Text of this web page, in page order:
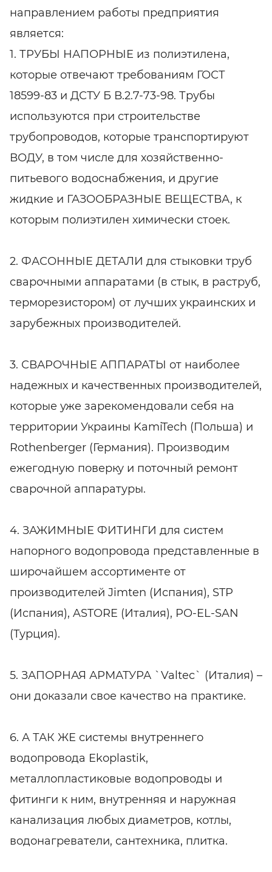
направлением работы предприятия
является:
1. ТРУБЫ НАПОРНЫЕ из полиэтилена,
которые отвечают требованиям ГОСТ
18599-83 и ДСТУ Б В.2.7-73-98. Трубы
используются при строительстве
трубопроводов, которые транспортируют
ВОДУ, в том числе для хозяйственно-
питьевого водоснабжения, и другие
жидкие и ГАЗООБРАЗНЫЕ ВЕЩЕСТВА, к
которым полиэтилен химически стоек.
2. ФАСОННЫЕ ДЕТАЛИ для стыковки труб
сварочными аппаратами (в стык, в раструб,
терморезистором) от лучших украинских и
зарубежных производителей.
3. СВАРОЧНЫЕ АППАРАТЫ от наиболее
надежных и качественных производителей,
которые уже зарекомендовали себя на
территории Украины KamiTech (Польша) и
Rothenberger (Германия). Производим
ежегодную поверку и поточный ремонт
сварочной аппаратуры.
4. ЗАЖИМНЫЕ ФИТИНГИ для систем
напорного водопровода представленные в
широчайшем ассортименте от
производителей Jimten (Испания), STP
(Испания), ASTORE (Италия), PO-EL-SAN
(Турция).
5. ЗАПОРНАЯ АРМАТУРА `Valtec` (Италия) –
они доказали свое качество на практике.
6. А ТАК ЖЕ системы внутреннего
водопровода Ekoplastik,
металлопластиковые водопроводы и
фитинги к ним, внутренняя и наружная
канализация любых диаметров, котлы,
водонагреватели, сантехника, плитка.